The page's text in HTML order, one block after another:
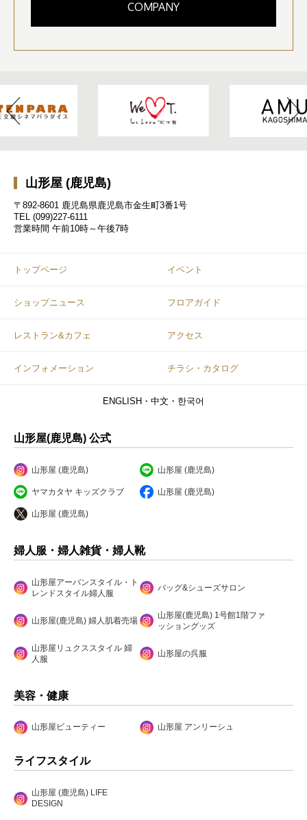
COMPANY
山形屋 (鹿児島)
〒892-8601 鹿児島県鹿児島市金生町3番1号
TEL (099)227-6111
営業時間 午前10時～午後7時
トップページ イベント
ショップニュース フロアガイド
レストラン&カフェ アクセス
インフォメーション チラシ・カタログ
ENGLISH・中文・한국어
山形屋(鹿児島) 公式
山形屋 (鹿児島) 山形屋 (鹿児島)
ヤマカタヤ キッズクラブ 山形屋 (鹿児島)
山形屋 (鹿児島)
婦人服・婦人雑貨・婦人靴
山形屋アーバンスタイル・ト
レンドスタイル婦人服
バッグ&シューズサロン
山形屋(鹿児島) 婦人肌着売場
山形屋(鹿児島) 1号館1階ファ
ッショングッズ
山形屋リュクススタイル 婦
人服
山形屋の呉服
美容・健康
山形屋ビューティー 山形屋 アンリーシュ
ライフスタイル
山形屋 (鹿児島) LIFE
DESIGN